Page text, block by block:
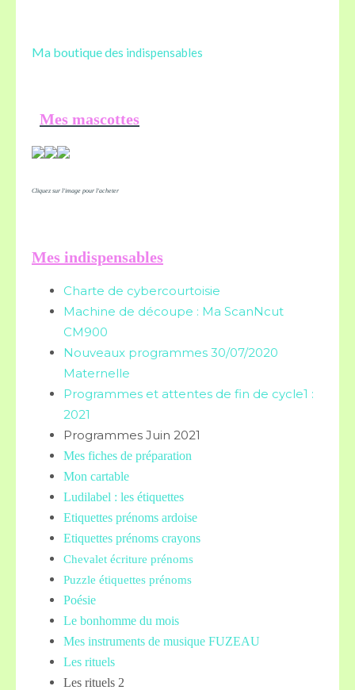
Ma boutique des indispensables
Mes mascottes
Cliquez sur l'image pour l'acheter
Mes indispensables
Charte de cybercourtoisie
Machine de découpe : Ma ScanNcut
CM900
Nouveaux programmes 30/07/2020
Maternelle
Programmes et attentes de fin de cycle1 :
2021
Programmes Juin 2021
Mes fiches de préparation
Mon cartable
Ludilabel : les étiquettes
Etiquettes prénoms ardoise
Etiquettes prénoms crayons
Chevalet écriture prénoms
Puzzle étiquettes prénoms
Poésie
Le bonhomme du mois
Mes instruments de musique FUZEAU
Les rituels
Les rituels 2